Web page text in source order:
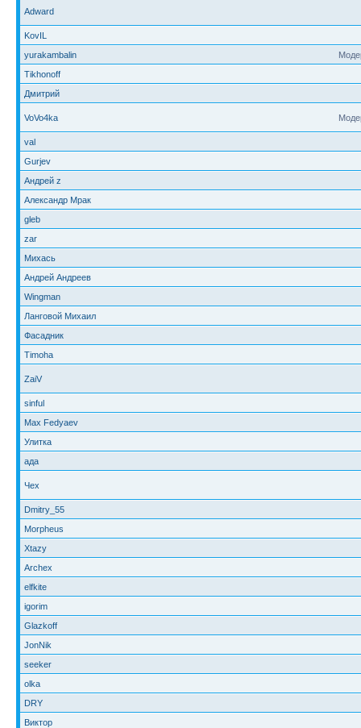
Adward
KovIL
yurakambalin
Tikhonoff
Дмитрий
VoVo4ka
val
Gurjev
Андрей z
Александр Мрак
gleb
zar
Михась
Андрей Андреев
Wingman
Ланговой Михаил
Фасадник
Timoha
ZaiV
sinful
Max Fedyaev
Улитка
ада
Чех
Dmitry_55
Morpheus
Xtazy
Archex
elfkite
igorim
Glazkoff
JonNik
seeker
olka
DRY
Виктор